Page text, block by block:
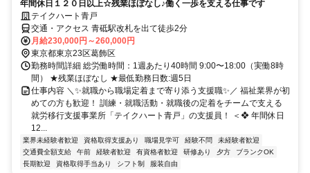
年間休日１２０日以上☆残業ほぼなし♪働く一歩を支える仕事です
テイクハート青戸
交通・アクセス 青砥駅改札を出て徒歩2分
月給230,000円～260,000円
東京都東京23区葛飾区
勤務時間詳細 総労働時間：1週あたり40時間 9:00〜18:00（実働8時
間） ★残業ほぼなし ★最低勤務日数:週5日
仕事内容 ＼✨就職から職場定着まで寄り添う支援職✨／ 福祉業界が初
めての方も歓迎！ 訓練・就職活動・就職後の定着をチームで支える
就労移行支援事業所「テイクハート青戸」の支援員！ ＜❖ 年間休日
12...
業界未経験者歓迎 資格取得支援あり 職場見学可 経験不問
未経験者歓迎
交通費全額支給
午前 経験者歓迎 有資格者歓迎 研修あり 夕方
ブランクOK
長期歓迎
資格取得手当あり シフト制 服装自由